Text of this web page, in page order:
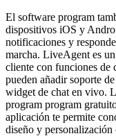
El software program
dispositivos iOS y
notificaciones y
marcha. LiveAgent es
cliente con funciones de
pueden añadir soporte
widget de chat en vivo.
program program
aplicación te permite
diseño y personalización